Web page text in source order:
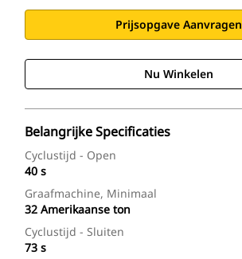
Prijsopgave Aanvragen
Nu Winkelen
Belangrijke Specificaties
Cyclustijd - Open
40 s
Graafmachine, Minimaal
32 Amerikaanse ton
Cyclustijd - Sluiten
73 s